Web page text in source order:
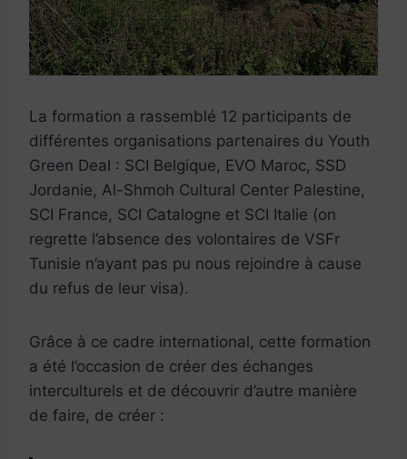
La formation a rassemblé 12 participants de
différentes organisations partenaires du Youth
Green Deal : SCI Belgique, EVO Maroc, SSD
Jordanie, Al-Shmoh Cultural Center Palestine,
SCI France, SCI Catalogne et SCI Italie (on
regrette l’absence des volontaires de VSFr
Tunisie n’ayant pas pu nous rejoindre à cause
du refus de leur visa).
Grâce à ce cadre international, cette formation
a été l’occasion de créer des échanges
interculturels et de découvrir d’autre manière
de faire, de créer :